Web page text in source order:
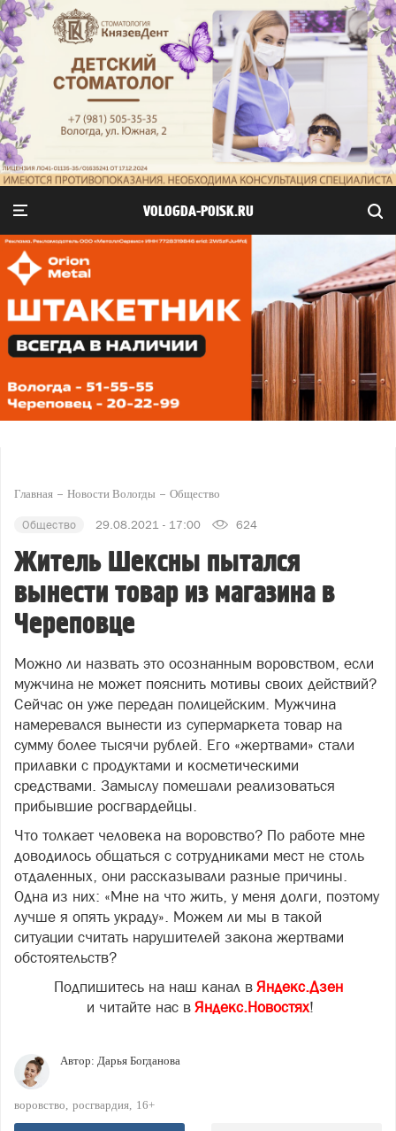
VOLOGDA-POISK.RU
Главная Новости Вологды Общество
Общество 29.08.2021 - 17:00 624
Житель Шексны пытался
вынести товар из магазина в
Череповце
Можно ли назвать это осознанным воровством, если
мужчина не может пояснить мотивы своих действий?
Сейчас он уже передан полицейским. Мужчина
намеревался вынести из супермаркета товар на
сумму более тысячи рублей. Его «жертвами» стали
прилавки с продуктами и косметическими
средствами. Замыслу помешали реализоваться
прибывшие росгвардейцы.
Что толкает человека на воровство? По работе мне
доводилось общаться с сотрудниками мест не столь
отдаленных, они рассказывали разные причины.
Одна из них: «Мне на что жить, у меня долги, поэтому
лучше я опять украду». Можем ли мы в такой
ситуации считать нарушителей закона жертвами
обстоятельств?
Подпишитесь на наш канал в Яндекс.Дзен
и читайте нас в Яндекс.Новостях!
Автор: Дарья Богданова
воровство росгвардия 16+